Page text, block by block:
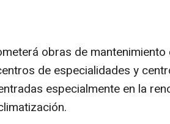
obras de mantenimiento
de especialidades y
especialmente en la